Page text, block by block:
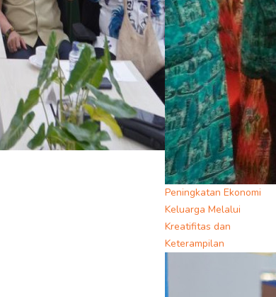
Peningkatan Ekonomi
Keluarga Melalui
Kreatifitas dan
Keterampilan